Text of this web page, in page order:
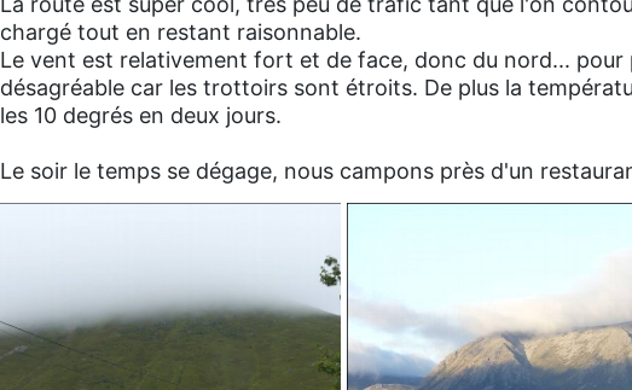
chargé tout en restant raisonnable.
Le vent est relativement fort et de face, donc du nord... pour
désagréable car les trottoirs sont étroits. De plus la
les 10 degrés en deux jours.
Le soir le temps se dégage, nous campons près d'un